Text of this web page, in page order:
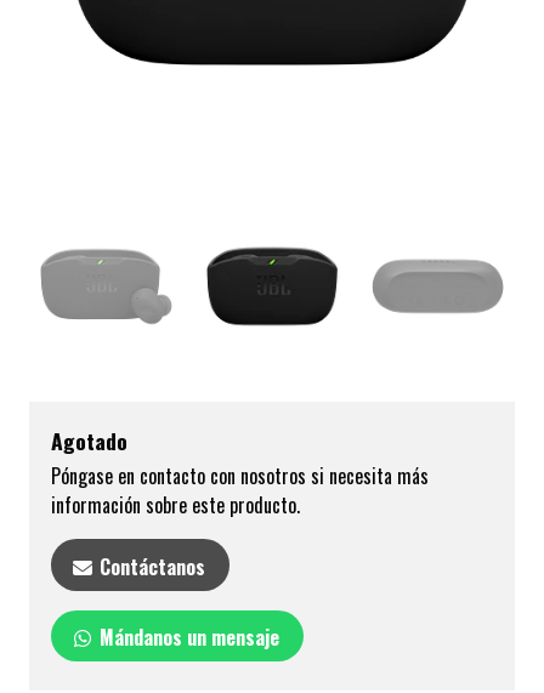
Agotado
Póngase en contacto con nosotros si necesita más
información sobre este producto.
Contáctanos
Mándanos un mensaje